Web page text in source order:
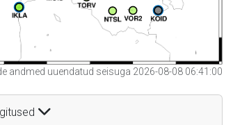
andmed uuendatud seisuga 2026-08-08 06:41:00